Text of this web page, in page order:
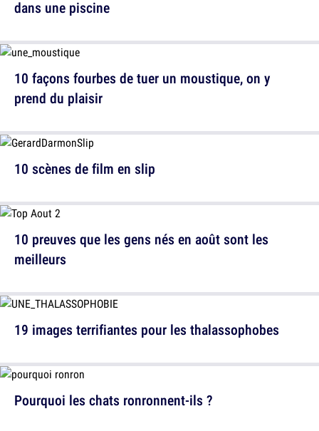
10 façons fourbes de tuer un moustique, on y
prend du plaisir
10 preuves que les gens nés en août sont les
meilleurs
Pourquoi les chats ronronnent-ils ?
dans une piscine
10 scènes de film en slip
19 images terrifiantes pour les thalassophobes